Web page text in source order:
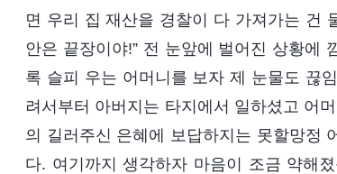
면 우리 집 재산을 경찰이 다 가져가는 건
안은 끝장이야!” 전 눈앞에 벌어진 상황에
록 슬피 우는 어머니를 보자 제 눈물도 끊
려서부터 아버지는 타지에서 일하셨고 어
의 길러주신 은혜에 보답하지는 못할망정
다. 여기까지 생각하자 마음이 조금 약해